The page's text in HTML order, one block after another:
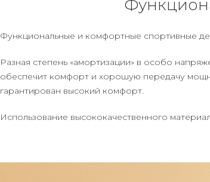
Функциональные и комфортные спортивные
Разная степень «амортизации» в особо
обеспечит комфорт и хорошую передачу
гарантирован высокий комфорт.
Использование высококачественного